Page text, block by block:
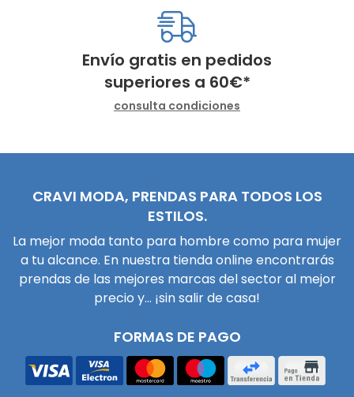
Envío gratis en pedidos
superiores a 60€*
consulta condiciones
CRAVI MODA, PRENDAS PARA TODOS LOS
ESTILOS.
La mejor moda tanto para hombre como para mujer
a tu alcance. En nuestra tienda online encontrarás
prendas de las mejores marcas del sector al mejor
precio y... ¡sin salir de casa!
FORMAS DE PAGO